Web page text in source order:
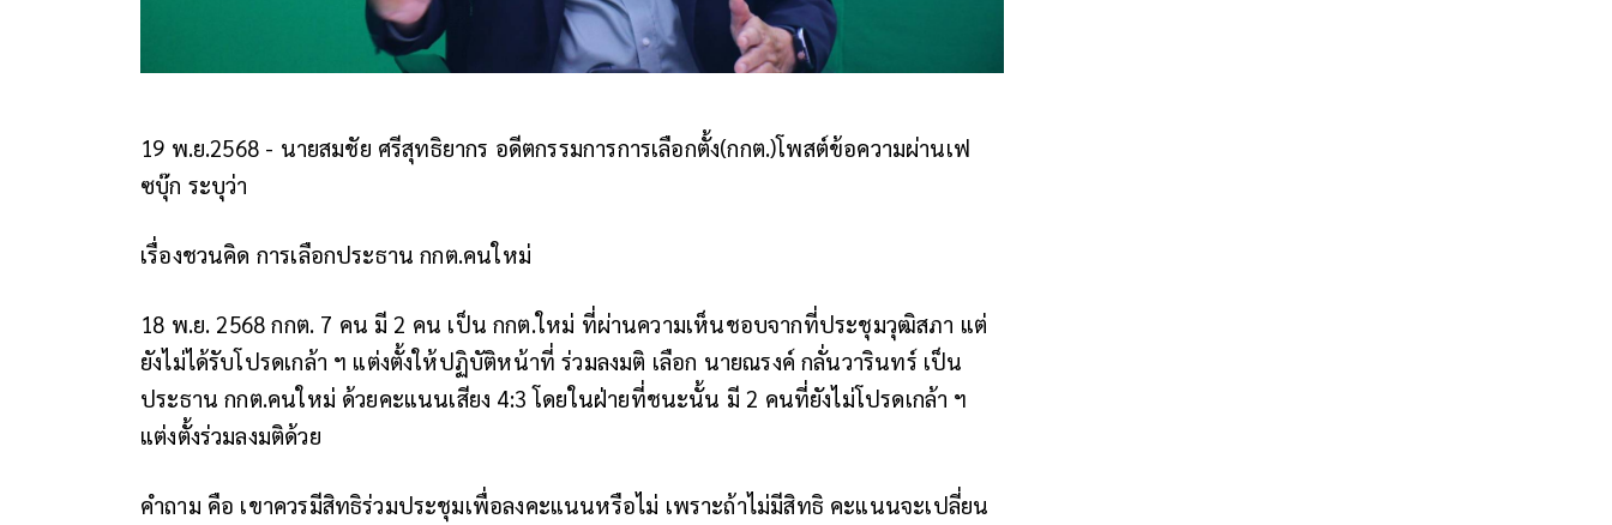
19 พ.ย.2568 - นายสมชัย ศรีสุทธิยากร อดีตกรรมการการเลือกตั้ง(กกต.)โพสต์ข้อความผ่านเฟ
ซบุ๊ก ระบุว่า
เรื่องชวนคิด การเลือกประธาน กกต.คนใหม่
18 พ.ย. 2568 กกต. 7 คน มี 2 คน เป็น กกต.ใหม่ ที่ผ่านความเห็นชอบจากที่ประชุมวุฒิสภา แต่
ยังไม่ได้รับโปรดเกล้า ฯ แต่งตั้งให้ปฏิบัติหน้าที่ ร่วมลงมติ เลือก นายณรงค์ กลั่นวารินทร์ เป็น
ประธาน กกต.คนใหม่ ด้วยคะแนนเสียง 4:3 โดยในฝ่ายที่ชนะนั้น มี 2 คนที่ยังไม่โปรดเกล้า ฯ
แต่งตั้งร่วมลงมติด้วย
คำถาม คือ เขาควรมีสิทธิร่วมประชุมเพื่อลงคะแนนหรือไม่ เพราะถ้าไม่มีสิทธิ คะแนนจะเปลี่ยน